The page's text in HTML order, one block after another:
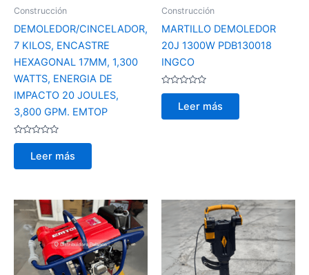
Construcción
DEMOLEDOR/CINCELADOR,
7 KILOS, ENCASTRE
HEXAGONAL 17MM, 1,300
WATTS, ENERGIA DE
IMPACTO 20 JOULES,
3,800 GPM. EMTOP
Valorado
de
Leer más
Construcción
MARTILLO DEMOLEDOR
20J 1300W PDB130018
INGCO
Valorado
de
Leer más